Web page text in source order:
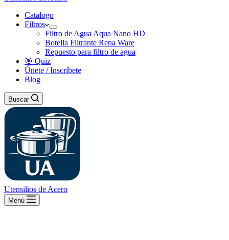
Catalogo
Filtros
Filtro de Agua Aqua Nano HD
Botella Filtrante Rena Ware
Repuesto para filtro de agua
🎯 Quiz
Únete / Inscríbete
Blog
Buscar
Utensilios de Acero
Menú